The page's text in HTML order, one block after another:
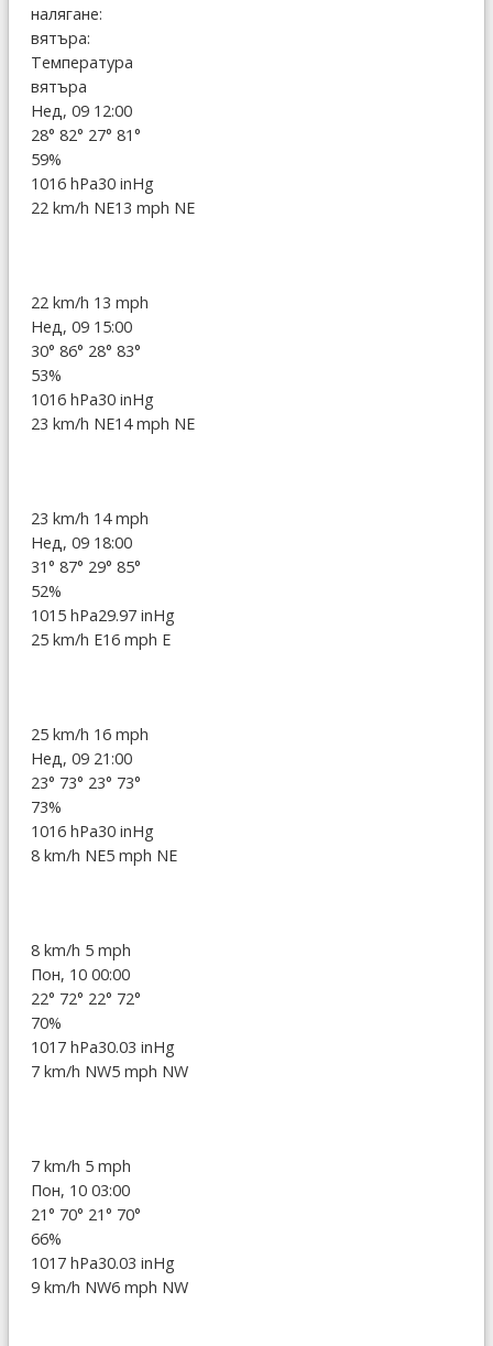
налягане:
вятъра:
Температура
вятъра
Нед, 09 12:00
28° 82° 27° 81°
59%
1016 hPa30 inHg
22 km/h NE13 mph NE
22 km/h 13 mph
Нед, 09 15:00
30° 86° 28° 83°
53%
1016 hPa30 inHg
23 km/h NE14 mph NE
23 km/h 14 mph
Нед, 09 18:00
31° 87° 29° 85°
52%
1015 hPa29.97 inHg
25 km/h E16 mph E
25 km/h 16 mph
Нед, 09 21:00
23° 73° 23° 73°
73%
1016 hPa30 inHg
8 km/h NE5 mph NE
8 km/h 5 mph
Пон, 10 00:00
22° 72° 22° 72°
70%
1017 hPa30.03 inHg
7 km/h NW5 mph NW
7 km/h 5 mph
Пон, 10 03:00
21° 70° 21° 70°
66%
1017 hPa30.03 inHg
9 km/h NW6 mph NW